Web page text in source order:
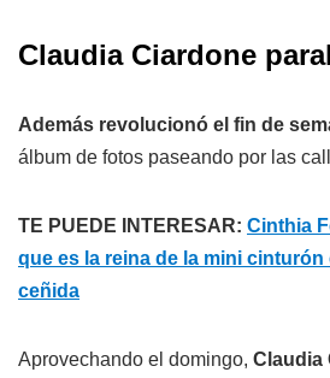
Claudia Ciardone
Además revolucionó el fin de
álbum de fotos paseando por las
TE PUEDE INTERESAR: Cinthia
que es la reina de la mini cinturón
ceñida
Aprovechando el domingo, Claudia